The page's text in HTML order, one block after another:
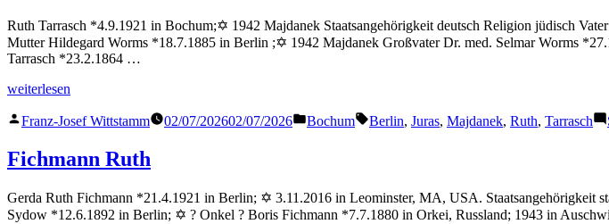
Ruth Tarrasch *4.9.1921 in Bochum;✡ 1942 Majdanek Staatsangehörigkeit deutsch Religion jüdisch
Mutter Hildegard Worms *18.7.1885 in Berlin ;✡ 1942 Majdanek Großvater Dr. med. Selmar Worms
Tarrasch *23.2.1864 …
„Tarrasch
weiterlesen
Veröffentlicht
Franz-Josef Wittstamm 02/07/202602/07/2026
Veröffentlicht
Bochum Schlagwörter:
Berlin, Juras, Majdanek, Ruth, Tarrasch
Fichmann Ruth
Gerda Ruth Fichmann *21.4.1921 in Berlin; ✡ 3.11.2016 in Leominster, MA, USA. Staatsangehörigkeit
Sydow *12.6.1892 in Berlin; ✡ ? Onkel ? Boris Fichmann *7.7.1880 in Orkei, Russland; 1943 in